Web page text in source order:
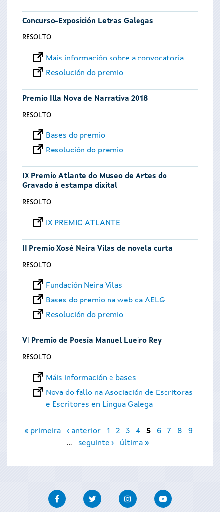
Concurso-Exposición Letras Galegas
RESOLTO
Máis información sobre a convocatoria
Resolución do premio
Premio Illa Nova de Narrativa 2018
RESOLTO
Bases do premio
Resolución do premio
IX Premio Atlante do Museo de Artes do
Gravado á estampa dixital
RESOLTO
IX PREMIO ATLANTE
II Premio Xosé Neira Vilas de novela curta
RESOLTO
Fundación Neira Vilas
Bases do premio na web da AELG
Resolución do premio
VI Premio de Poesía Manuel Lueiro Rey
RESOLTO
Máis información e bases
Nova do fallo na Asociación de Escritoras
e Escritores en Lingua Galega
Páxinas
« primeira ‹ anterior 1 2 3 4 5 6 7 8
9
…
seguinte › última »
FacebookTwitter InstagramYoutube